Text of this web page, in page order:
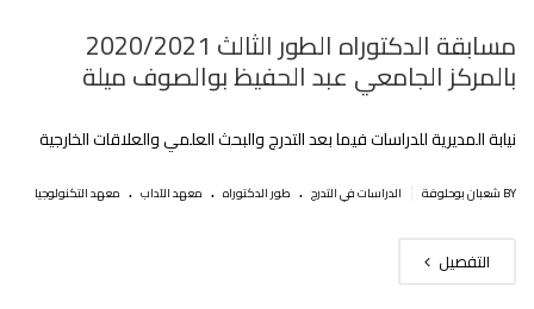
مسابقة الدكتوراه الطور الثالث 2020/2021
بالمركز الجامعي عبد الحفيظ بوالصوف ميلة
نيابة المديرية للدراسات فيما بعد التدرج والبحث العلمي والعلاقات الخارجية
BY شعبان بوحلوفة الدراسات في التدرج . طور الدكتوراه . معهد الآداب . معهد التكنولوجيا
التفصيل